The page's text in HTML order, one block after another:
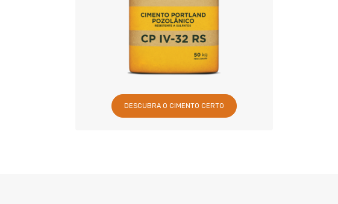
DESCUBRA O CIMENTO CERTO